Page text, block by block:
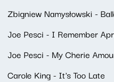
Zbigniew Namysłowski -
Joe Pesci - I Remember
Joe Pesci - My Cherie
Carole King - It's Too Late